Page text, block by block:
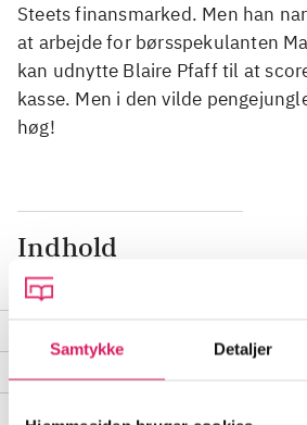
Samtykke Detaljer
Steets finansmarked. Men han
at arbejde for børsspekulanten
kan udnytte Blaire Pfaff til at
kasse. Men i den vilde
høg!
Indhold
Seneste udgave, tv-serie (dvd)